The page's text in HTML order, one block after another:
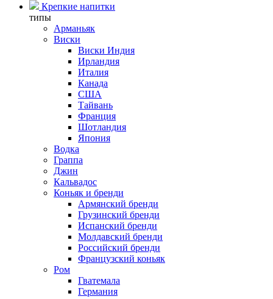
Крепкие напитки
типы
Арманьяк
Виски
Виски Индия
Ирландия
Италия
Канада
США
Тайвань
Франция
Шотландия
Япония
Водка
Граппа
Джин
Кальвадос
Коньяк и бренди
Армянский бренди
Грузинский бренди
Испанский бренди
Молдавский бренди
Российский бренди
Французский коньяк
Ром
Гватемала
Германия